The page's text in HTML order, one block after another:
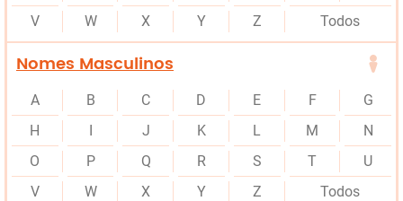
V
W X Y Z Todos
Nomes Masculinos
A B C D E F
G
H
I J K L M
N
O
P Q R S T
U
V
W X Y Z Todos